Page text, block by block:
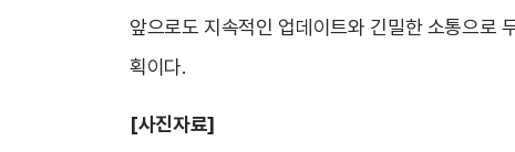
앞으로도 지속적인 업데이트와 긴밀한 소통으로
획이다.
[사진자료]